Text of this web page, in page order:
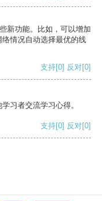
新功能。比如，可以增加
情况自动选择最优的线
支持[0] 反对[0]
习者交流学习心得。
支持[0] 反对[0]